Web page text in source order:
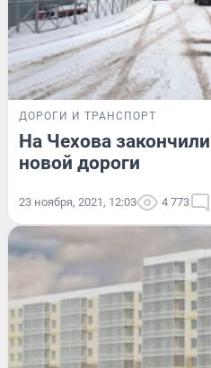
ДОРОГИ И ТРАНСПОРТ
На Чехова
новой дороги
23 ноября, 2021, 12:03 4 773